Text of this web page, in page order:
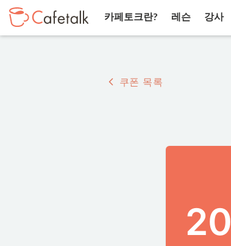
카페토크란? 레슨 강사
쿠폰 목록
20